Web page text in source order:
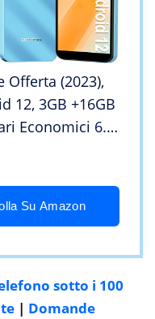
Offerta (2023),
12, 3GB +16GB
Economici 6.0
4G Dual Sim,
Su Amazon
sotto i 100
| Domande